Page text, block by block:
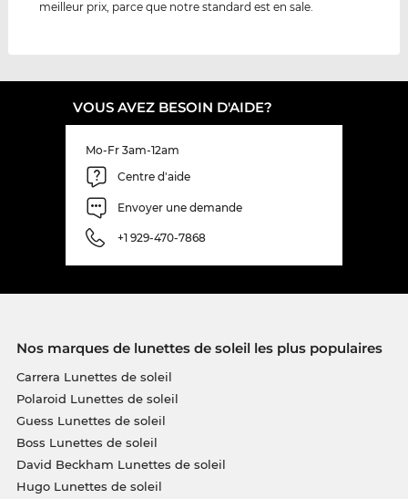
meilleur prix, parce que notre standard est en sale.
VOUS AVEZ BESOIN D'AIDE?
Mo-Fr 3am-12am
Centre d'aide
Envoyer une demande
+1 929-470-7868
Nos marques de lunettes de soleil les plus populaires
Carrera Lunettes de soleil
Polaroid Lunettes de soleil
Guess Lunettes de soleil
Boss Lunettes de soleil
David Beckham Lunettes de soleil
Hugo Lunettes de soleil